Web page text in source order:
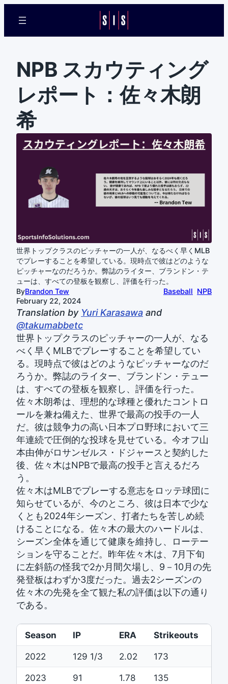
NPB スカウティング
レポート：佐々木朗
希
世界トップクラスのピッチャーの一人が、なるべく早くMLB
でプレーすることを希望している。現時点で彼はどのような
ピッチャーなのだろうか。弊誌のライター、ブランドン・テ
ューは、すべての登板を観察し、評価を行った。
ByBrandon Tew
February 22, 2024
Baseball NPB
Translation by Yuri Karasawa and
@takumabbetc
世界トップクラスのピッチャーの一人が、なる
べく早くMLBでプレーすることを希望してい
る。現時点で彼はどのようなピッチャーなのだ
ろうか。弊誌のライター、ブランドン・テュー
は、すべての登板を観察し、評価を行った。
佐々木朗希は、理想的な球種と優れたコントロ
ールを兼ね備えた、世界で最高の投手の一人
だ。彼は競争力の高い日本プロ野球において三
年連続で圧倒的な投球を見せている。今オフ山
本由伸がロサンゼルス・ドジャースと契約した
後、佐々木はNPBで最高の投手と言えるだろ
う。
佐々木はMLBでプレーする意志をロッテ球団に
知らせているが、今のところ、彼は日本で少な
くとも2024年シーズン、打者たちを苦しめ続
けることになる。佐々木の最大のハードルは、
シーズン全体を通じて健康を維持し、ローテー
ションを守ることだ。昨年佐々木は、7月下旬
に左斜筋の怪我で2か月間欠場し、9－10月の先
発登板はわずか3度だった。過去2シーズンの
佐々木の先発を全て観た私の評価は以下の通り
である。
Season IP ERA Strikeouts
2022
129 1/3 2.02 173
2023
91 1.78 135